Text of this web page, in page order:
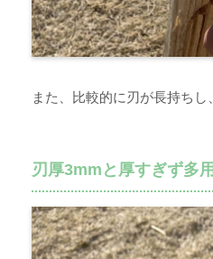
また、比較的に刃が長持ちし、
刃厚3mmと厚すぎず多